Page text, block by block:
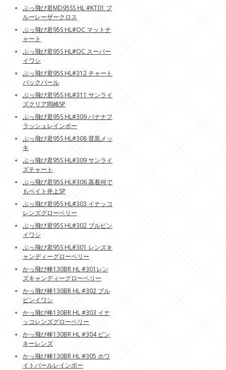
ぶっ飛び君MD95SS HL #KT01 ブ
ルーレーザークロス
ぶっ飛び君95S HL#OC マットチ
ャート
ぶっ飛び君95S HL#OC スーパー
イワシ
ぶっ飛び君95S HL#312 チャート
バックパール
ぶっ飛び君95S HL#311 サンライ
ズクリア岡崎SP
ぶっ飛び君95S HL#309 バナナフ
ラッシュレインボー
ぶっ飛び君95S HL#308 背黒メッ
キ
ぶっ飛び君95S HL#309 サンライ
ズチャート
ぶっ飛び君95S HL#306 蒸着何で
もベイト井上SP
ぶっ飛び君95S HL#303 イナッコ
レンズグローベリー
ぶっ飛び君95S HL#302 ブルピン
イワシ
ぶっ飛び君95S HL#301 レンズキ
ャンディーグローベリー
かっ飛び棒130BR HL #301レン
ズキャンディーグローベリー
かっ飛び棒130BR HL #302 ブル
ピンイワシ
かっ飛び棒130BR HL #303 イナ
ッコレンズグローベリー
かっ飛び棒130BR HL #304 ピン
キーレンズ
かっ飛び棒130BR HL #305 ホワ
イトパールレインボー